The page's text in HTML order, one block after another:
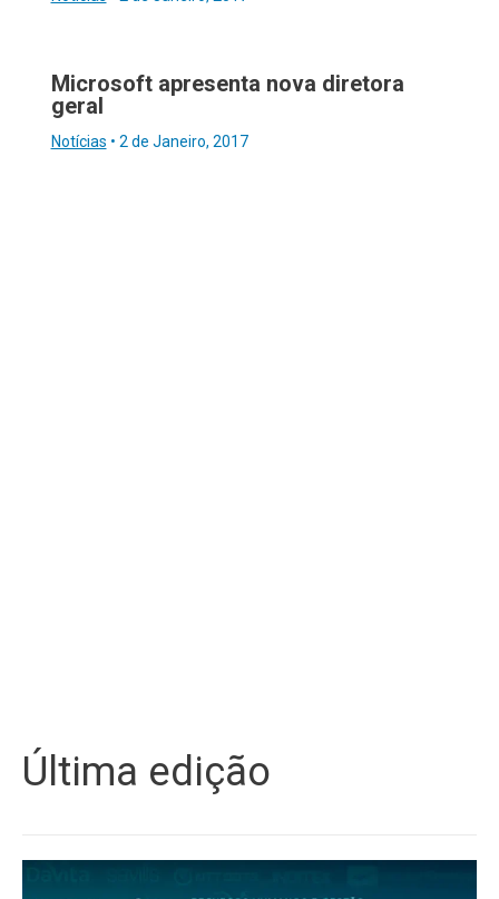
Microsoft apresenta nova diretora
geral
Notícias • 2 de Janeiro, 2017
Última edição